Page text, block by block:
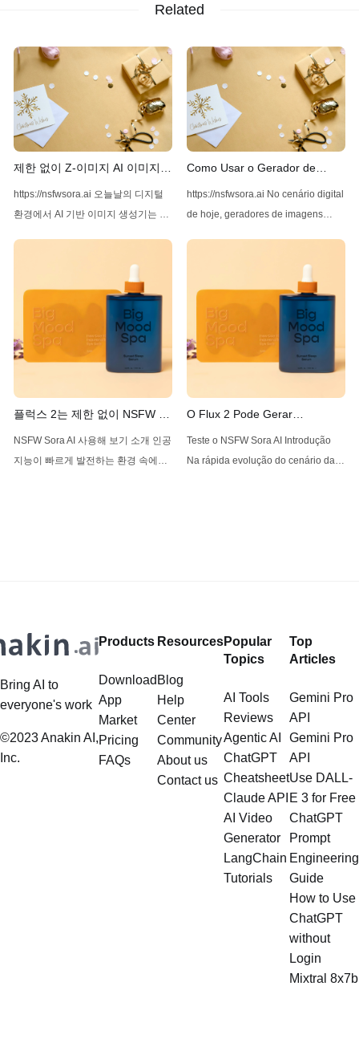
Related
제한 없이 Z-이미지 AI 이미지
생성기 사용하기
https://nsfwsora.ai 오늘날의 디지털
환경에서 AI 기반 이미지 생성기는 고
Image AI로, 다재다능함과 사용의 용
이성으로 돋보이는 도구입니다. 이 기
사에서는 제한 없이 Z-Image AI를 사
용하는 방법을 살펴보고
FluxNSFW.AI, NSFWSora.AI 및
ONlyporn.AI와 같은 보완 서비스를
Como Usar o Gerador de
Imagens Z-Image AI Sem
Restrições
https://nsfwsora.ai No cenário digital
de hoje, geradores de imagens
alta qualidade e diversidade. Entre
as soluções líderes disponíveis está
Z-Image AI, uma ferramenta que se
destaca por sua versatilidade e
플럭스 2는 제한 없이 NSFW 콘
텐츠를 생성할 수 있나?
NSFW Sora AI 사용해 보기 소개 인공
지능이 빠르게 발전하는 환경 속에서,
O Flux 2 Pode Gerar
Conteúdo NSFW Sem
Restrições?
Teste o NSFW Sora AI Introdução
Na rápida evolução do cenário da
Bring AI to
everyone's work
©2023 Anakin AI,
Inc.
Products
Download
App
Market
Pricing
FAQs
Resources
Blog
Help
Center
Community
About us
Contact us
Popular
Topics
AI Tools
Reviews
Agentic AI
ChatGPT
Cheatsheet
Claude API
AI Video
Generator
LangChain
Tutorials
Top
Articles
Gemini Pro
API
Gemini Pro
API
Use DALL-
E 3 for Free
ChatGPT
Prompt
Engineering
Guide
How to Use
ChatGPT
without
Login
Mixtral 8x7b